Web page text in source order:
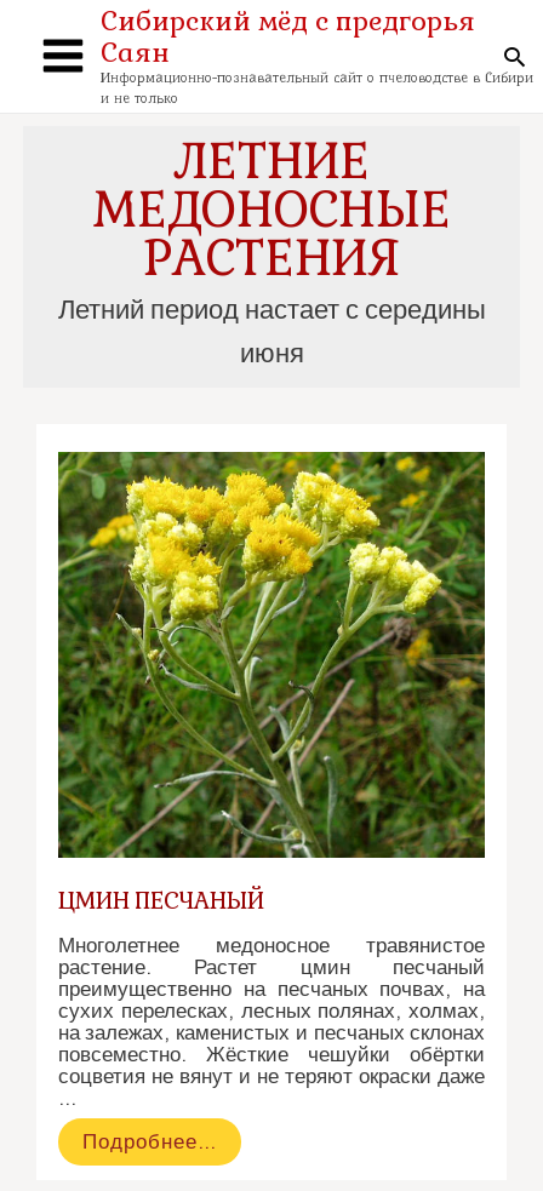
содержимому
Main
Сибирский мёд с предгорья
Саян
Информационно-познавательный сайт о пчеловодстве в Сибири
и не только
ЛЕТНИЕ
МЕДОНОСНЫЕ
РАСТЕНИЯ
Летний период настает с середины
июня
ЦМИН ПЕСЧАНЫЙ
Многолетнее медоносное травянистое
растение. Растет цмин песчаный
преимущественно на песчаных почвах, на
сухих перелесках, лесных полянах, холмах,
на залежах, каменистых и песчаных склонах
повсеместно. Жёсткие чешуйки обёртки
соцветия не вянут и не теряют окраски даже
…
Цмин
песчаный
Подробнее…